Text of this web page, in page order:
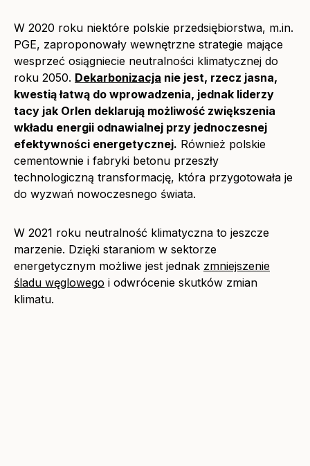
W 2020 roku niektóre polskie przedsiębiorstwa, m.in.
PGE, zaproponowały wewnętrzne strategie mające
wesprzeć osiągniecie neutralności klimatycznej do
roku 2050. Dekarbonizacja nie jest, rzecz jasna,
kwestią łatwą do wprowadzenia, jednak liderzy
tacy jak Orlen deklarują możliwość zwiększenia
wkładu energii odnawialnej przy jednoczesnej
efektywności energetycznej. Również polskie
cementownie i fabryki betonu przeszły
technologiczną transformację, która przygotowała je
do wyzwań nowoczesnego świata.
W 2021 roku neutralność klimatyczna to jeszcze
marzenie. Dzięki staraniom w sektorze
energetycznym możliwe jest jednak zmniejszenie
śladu węglowego i odwrócenie skutków zmian
klimatu.